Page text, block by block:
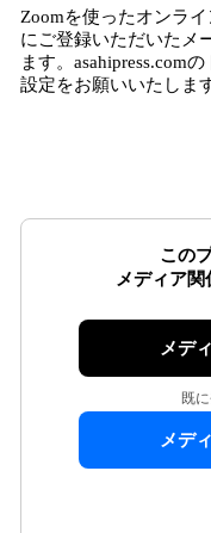
Zoomを使ったオンラ
にご登録いただいたメ
ます。asahipress.com
設定をお願いいたしま
この
メディア
メデ
既
メデ